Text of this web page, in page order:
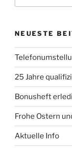
NEUESTE
25 Jahre
Bonusheft
Frohe Ostern
Aktuelle Info